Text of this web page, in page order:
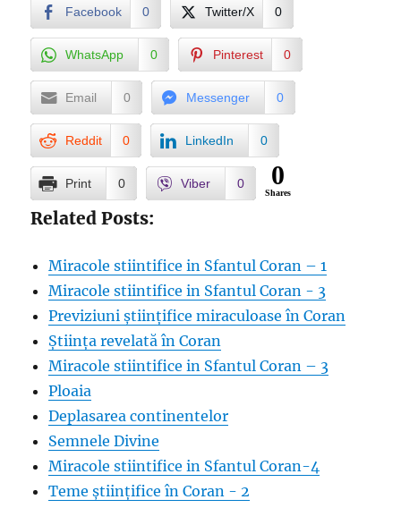
Facebook 0 Twitter/X 0
WhatsApp 0 Pinterest 0
Email 0 Messenger 0
Reddit 0 LinkedIn 0
Print 0 Viber 0 0
Shares
Related Posts:
Miracole stiintifice in Sfantul Coran – 1
Miracole stiintifice in Sfantul Coran - 3
Previziuni științifice miraculoase în Coran
Știința revelată în Coran
Miracole stiintifice in Sfantul Coran – 3
Ploaia
Deplasarea continentelor
Semnele Divine
Miracole stiintifice in Sfantul Coran-4
Teme științifice în Coran - 2